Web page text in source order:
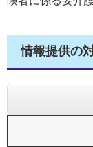
情報提供の